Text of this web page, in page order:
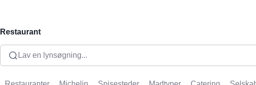
Restaurant
Lav en lynsøgning...